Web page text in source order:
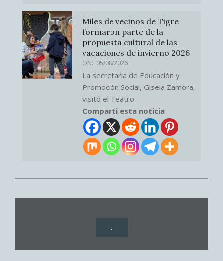
Miles de vecinos de Tigre
formaron parte de la
propuesta cultural de las
vacaciones de invierno 2026
ON: 05/08/2026
La secretaria de Educación y
Promoción Social, Gisela Zamora,
visitó el Teatro
Comparti esta noticia
.